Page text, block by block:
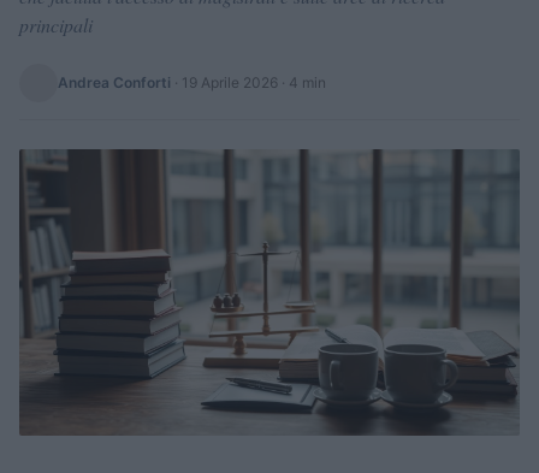
principali
Andrea Conforti · 19 Aprile 2026 · 4 min